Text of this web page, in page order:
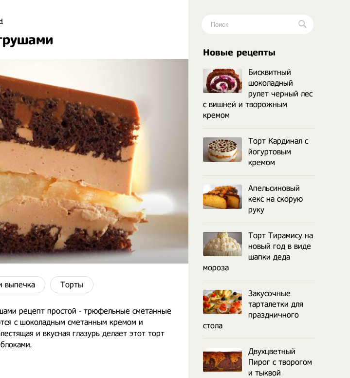
выпечка Торты
рецепт простой - трюфельные сметанные
с шоколадным сметанным кремом и
и вкусная глазурь делает этот торт
Новые рецепты
Бисквитный
шоколадный
рулет черный лес
с вишней и творожным
кремом
Торт Кардинал с
йогуртовым
кремом
Апельсиновый
кекс на скорую
руку
Торт Тирамису на
новый год в виде
шапки деда
мороза
Закусочные
тарталетки для
праздничного
стола
Двухцветный
Пирог с творогом
и тыквой